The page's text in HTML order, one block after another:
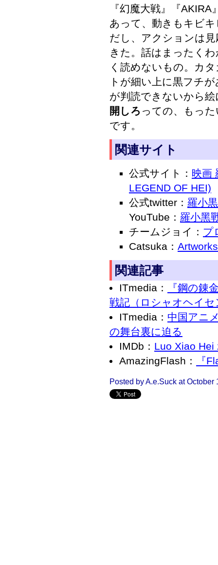
『幻魔大戦』『
あって、動きもキビ
だし、アクションは
きた。話はまったく
く読めないもの。カ
トが細い上に黒フチ
が判読できないから
開しろ っての、もっ
です。
関連サイト
公式サイト： 映画
LEGEND OF HEI)
公式twitter： 羅小
YouTube： 羅小黑
チームジョイ： プ
Catsuka： Artworks
関連記事
ITmedia：
『鋼の錬
戦記（ロシャオヘイ
ITmedia： 中国アニ
の舞台裏に迫る
IMDb： Luo Xiao Hei
AmazingFlash：
『
Posted by A.e.Suck at October